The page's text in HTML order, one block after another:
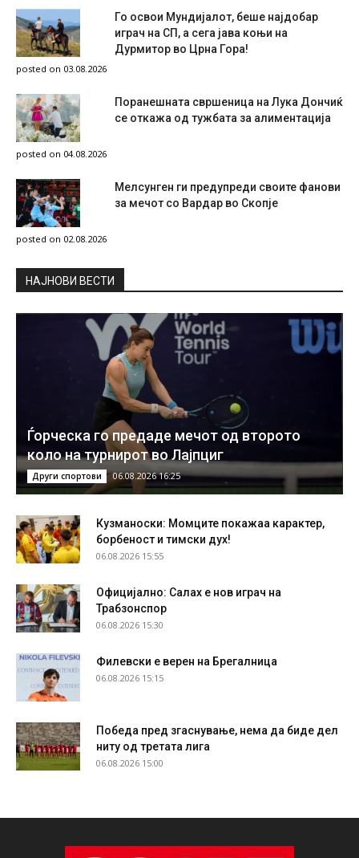
Го освои Мундијалот, беше најдобар
играч на СП, а сега јава коњи на
Дурмитор во Црна Гора!
posted on 03.08.2026
Поранешната свршеница на Лука Дончиќ
се откажа од тужбата за алиментација
posted on 04.08.2026
Мелсунген ги предупреди своите фанови
за мечот со Вардар во Скопје
posted on 02.08.2026
НAЈНОВИ ВЕСТИ
Ѓорческа го предаде мечот од второто
коло на турнирот во Лајпциг
Други спортови 06.08.2026 16:25
Кузманоски: Момците покажаа карактер,
борбеност и тимски дух!
06.08.2026 15:55
Официјално: Салах е нов играч на
Трабзонспор
06.08.2026 15:30
Филевски е верен на Брегалница
06.08.2026 15:15
Победа пред згаснување, нема да биде дел
ниту од третата лига
06.08.2026 15:00